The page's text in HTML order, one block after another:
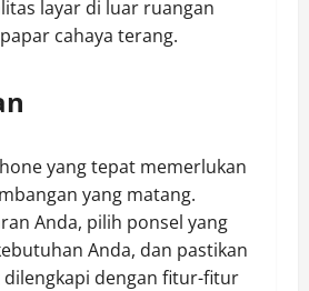
layar di luar ruangan
cahaya terang.
yang tepat memerlukan
yang matang.
Anda, pilih ponsel yang
Anda, dan pastikan
dengan fitur-fitur